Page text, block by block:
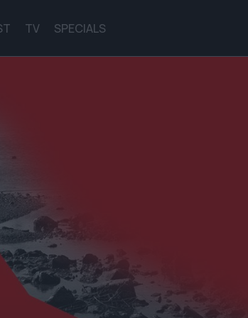
TV SPECIALS